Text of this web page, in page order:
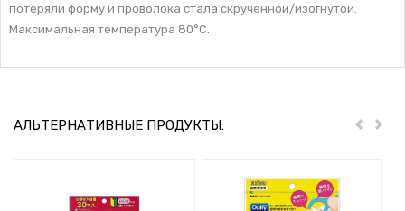
потеряли форму и проволока стала скрученной/изогнутой.
Максимальная температура 80°С.
АЛЬТЕРНАТИВНЫЕ ПРОДУКТЫ: Пред